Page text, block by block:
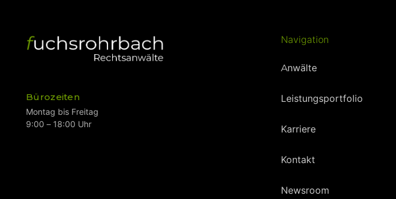
Bürozeiten
Montag bis Freitag
9:00 – 18:00 Uhr
Navigation
Anwälte
Leistungsportfolio
Karriere
Kontakt
Newsroom